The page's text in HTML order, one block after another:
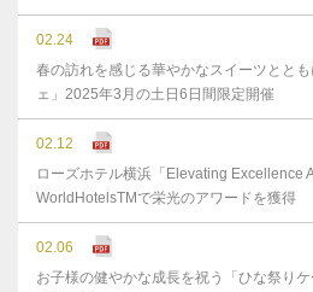
02.24
春の訪れを感じる華やかなスイーツとと
ェ」2025年3月の土日6日間限定開催
02.12
ローズホテル横浜「Elevating Excellence
WorldHotelsTMで栄光のアワードを獲得
02.06
お子様の健やかな成⻑を祝う「ひな祭り